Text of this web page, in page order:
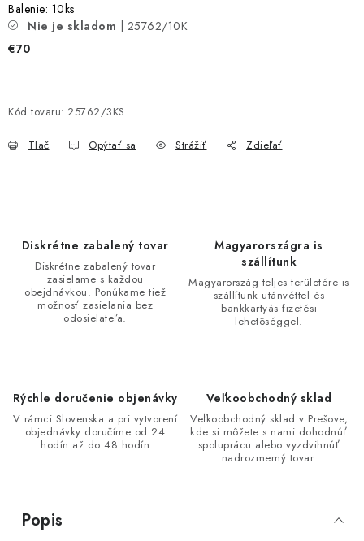
Balenie: 10ks
Nie je skladom
| 25762/10K
€70
Kód tovaru: 25762/3KS
Tlač Opýtať sa Strážiť Zdieľať
Diskrétne zabalený tovar
Diskrétne zabalený tovar
zasielame s každou
obejdnávkou. Ponúkame tiež
možnosť zasielania bez
odosielateľa.
Magyarországra is
szállítunk
Magyarország teljes területére is
szállítunk utánvéttel és
bankkartyás fizetési
lehetöséggel.
Rýchle doručenie objenávky
V rámci Slovenska a pri vytvorení
objednávky doručíme od 24
hodín až do 48 hodín
Veľkoobchodný sklad
Veľkoobchodný sklad v Prešove,
kde si môžete s nami dohodnúť
spoluprácu alebo vyzdvihnúť
nadrozmerný tovar.
Popis